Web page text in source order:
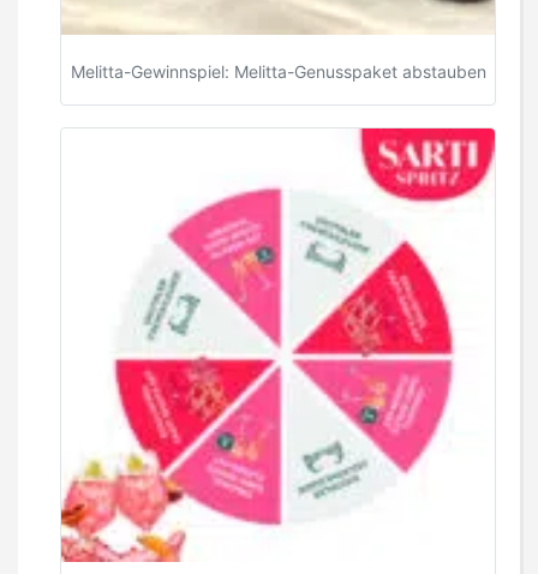
Melitta-Gewinnspiel: Melitta-Genusspaket abstauben